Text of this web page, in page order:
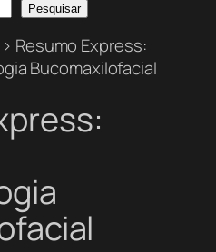
Pesquisar
> Resumo Express:
Bucomaxilofacial